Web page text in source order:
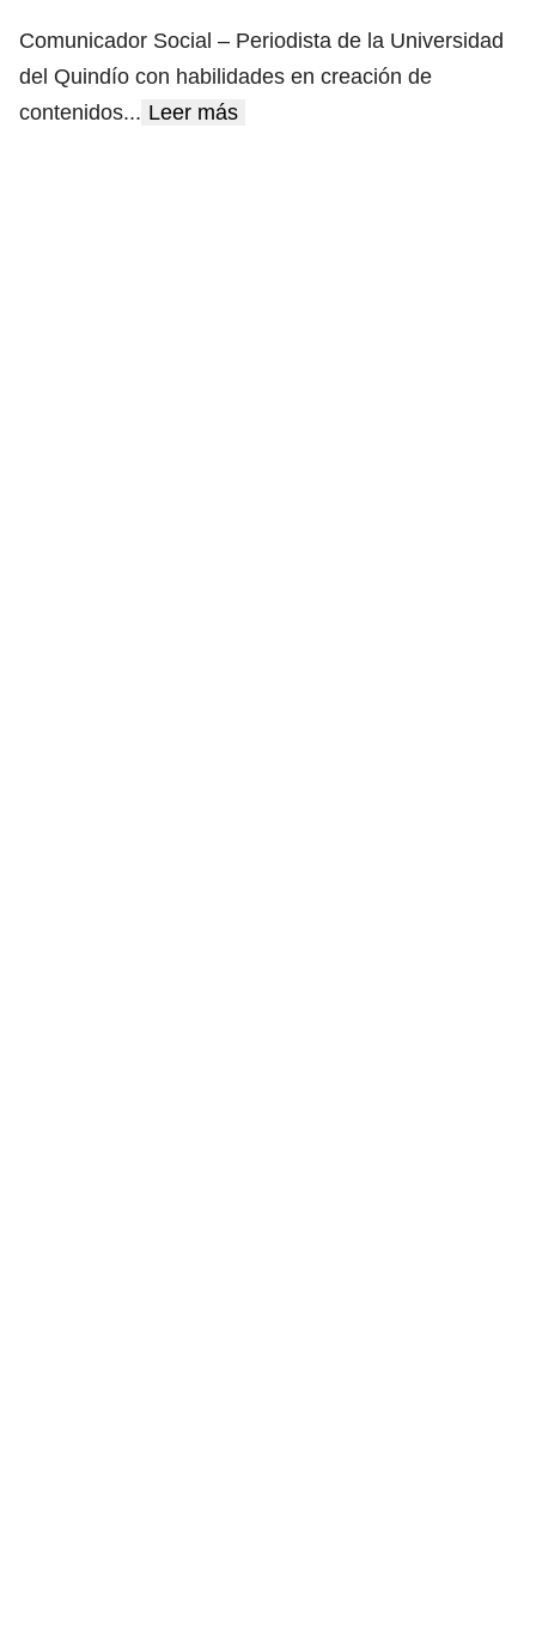
Comunicador Social – Periodista de la Universidad
del Quindío con habilidades en creación de
contenidos... Leer más